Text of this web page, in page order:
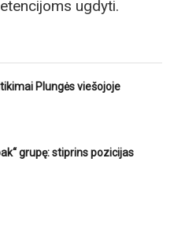
ugdyti.
Plungės viešojoje
grupę: stiprins pozicijas